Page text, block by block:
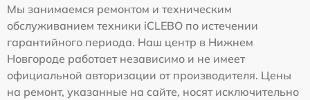
Мы занимаемся ремонтом и техническим
обслуживанием техники iCLEBO по истечении
гарантийного периода. Наш центр в Нижнем
Новгороде работает независимо и не имеет
официальной авторизации от производителя. Цены
на ремонт, указанные на сайте, носят исключительно